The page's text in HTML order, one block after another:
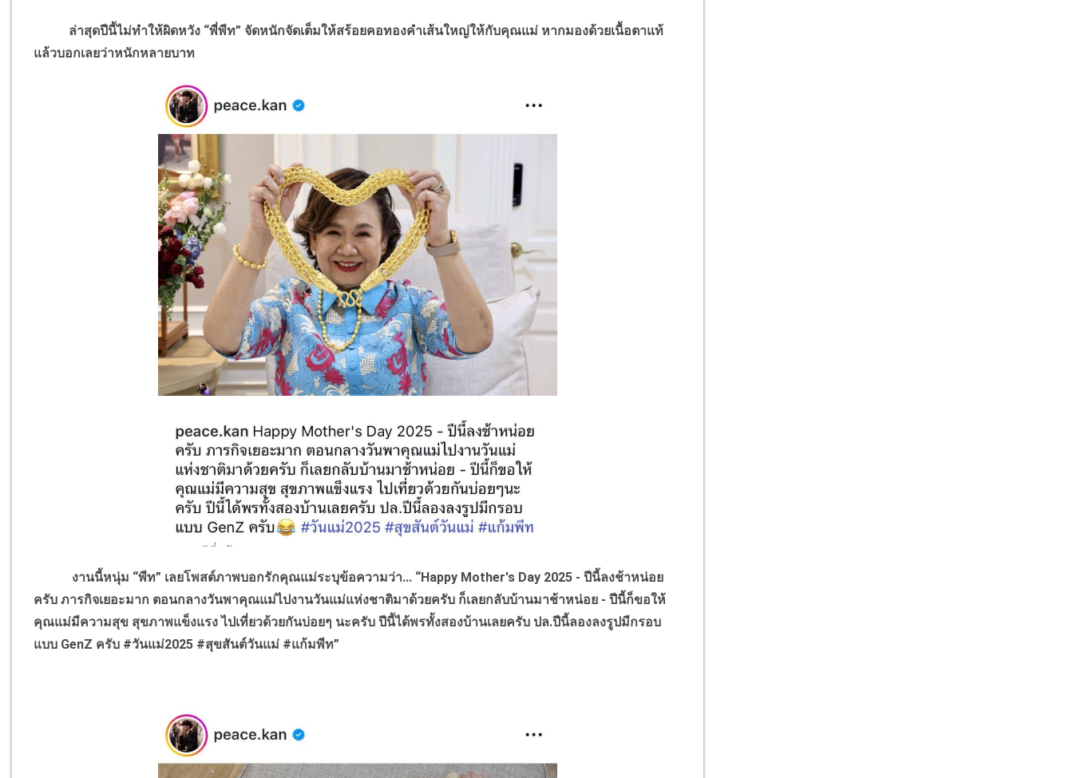
ล่าสุดปีนี้ไม่ทำให้ผิดหวัง “พี่พีท” จัดหนักจัดเต็มให้สร้อยคอทองคำเส้นใหญ่ให้กับคุณแม่ หากมองด้วยเนื้อตาแท้
แล้วบอกเลยว่าหนักหลายบาท
งานนี้หนุ่ม “พีท” เลยโพสต์ภาพบอกรักคุณแม่ระบุข้อความว่า... “Happy Mother's Day 2025 - ปีนี้ลงช้าหน่อย
ครับ ภารกิจเยอะมาก ตอนกลางวันพาคุณแม่ไปงานวันแม่แห่งชาติมาด้วยครับ ก็เลยกลับบ้านมาช้าหน่อย - ปีนี้ก็ขอให้
คุณแม่มีความสุข สุขภาพแข็งแรง ไปเที่ยวด้วยกันบ่อยๆ นะครับ ปีนี้ได้พรทั้งสองบ้านเลยครับ ปล.ปีนี้ลองลงรูปมีกรอบ
แบบ GenZ ครับ #วันแม่2025 #สุขสันต์วันแม่ #แก้มพีท”